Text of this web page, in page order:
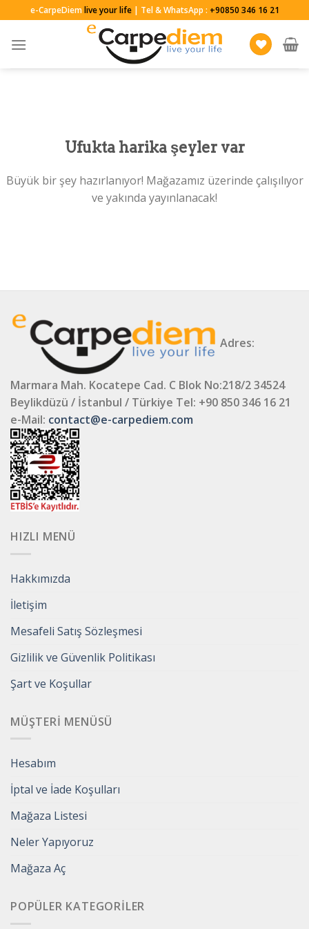
to
content
e-CarpeDiemlive your life| Tel & WhatsApp : +90850 346 16 21
Ufukta harika şeyler var
Büyük bir şey hazırlanıyor! Mağazamız üzerinde çalışılıyor
ve yakında yayınlanacak!
Adres:
Marmara Mah. Kocatepe Cad. C Blok No:218/2 34524
Beylikdüzü / İstanbul / Türkiye Tel: +90 850 346 16 21
e-Mail: contact@e-carpediem.com
HIZLI MENÜ
Hakkımızda
İletişim
Mesafeli Satış Sözleşmesi
Gizlilik ve Güvenlik Politikası
Şart ve Koşullar
MÜŞTERI MENÜSÜ
Hesabım
İptal ve İade Koşulları
Mağaza Listesi
Neler Yapıyoruz
Mağaza Aç
POPÜLER KATEGORILER